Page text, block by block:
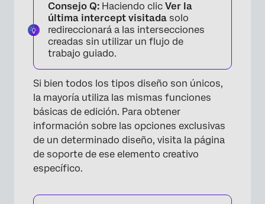
Consejo Q: Haciendo clic Ver la
última intercept visitada solo
redireccionará a las intersecciones
creadas sin utilizar un flujo de
trabajo guiado.
Si bien todos los tipos diseño son únicos,
la mayoría utiliza las mismas funciones
básicas de edición. Para obtener
información sobre las opciones exclusivas
de un determinado diseño, visita la página
de soporte de ese elemento creativo
específico.